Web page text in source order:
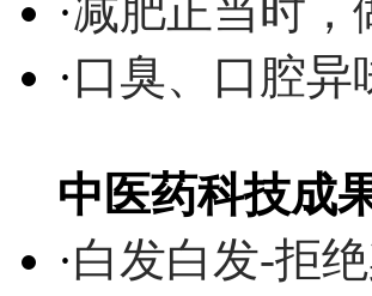
·减肥正当时，
·口臭、口腔
中医药科技成
·白发白发-拒